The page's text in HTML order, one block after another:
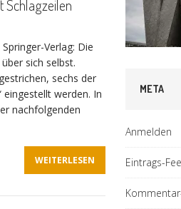
Schlagzeilen
Verlag: Die
sich selbst.
sechs der
eingestellt werden. In
nachfolgenden
WEITERLESEN
META
Anmelden
Eintrags-